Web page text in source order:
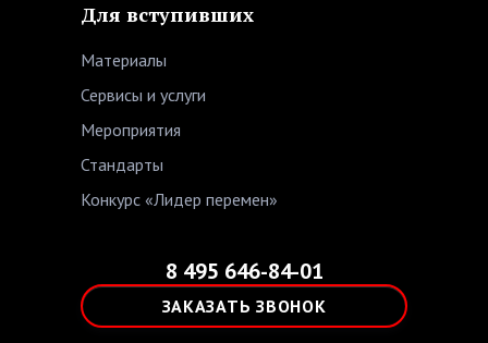
Для вступивших
Материалы
Сервисы и услуги
Мероприятия
Стандарты
Конкурс «Лидер перемен»
8 495 646-84-01
ЗАКАЗАТЬ ЗВОНОК